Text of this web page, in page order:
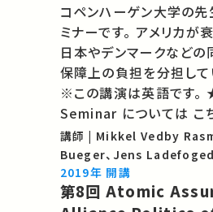
コペンハーゲン大学の
ミナーです。 アメリカが
日本やデンマークなど
保障上の負担を分担して
※この講演は英語です。 ★GraSPP Research
Seminar については こちら 主催：東京大
政策大学院 ★あなたのシェアが、ほかの誰かの学
びに繋がるかもしれません。 お気に入りの
演があればSNSなどで
講師 | Mikkel Vedby
Bueger、Jens
2019年 開講
第8回 Atomic Assurance: The